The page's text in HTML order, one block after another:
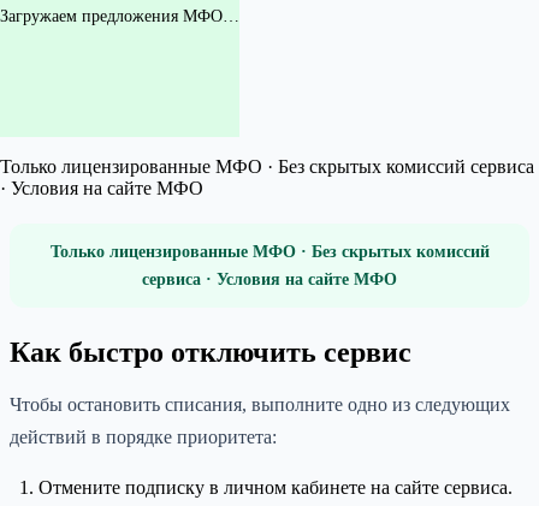
Загружаем предложения МФО…
Только лицензированные МФО · Без скрытых комиссий сервиса
· Условия на сайте МФО
Только лицензированные МФО · Без скрытых комиссий
сервиса · Условия на сайте МФО
Как быстро отключить сервис
Чтобы остановить списания, выполните одно из следующих
действий в порядке приоритета:
Отмените подписку в личном кабинете на сайте сервиса.